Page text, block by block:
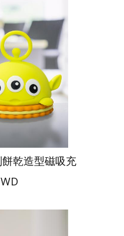
乾造型磁吸充